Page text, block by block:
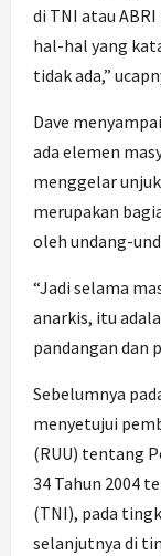
di TNI atau
hal-hal yang
tidak ada,”
Dave
ada elemen
menggelar
merupakan
oleh undang-
“Jadi selama
anarkis, itu
pandangan dan
Sebelumnya
menyetujui
(RUU) tentang
34 Tahun 2004
(TNI), pada
selanjutnya di